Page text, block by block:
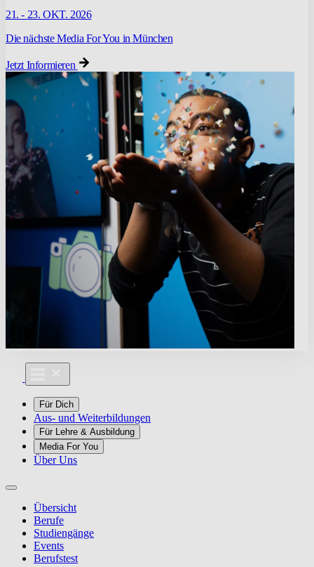
21. - 23. OKT. 2026
Die nächste Media For You in München
Jetzt Informieren
Für Dich
Aus- und Weiterbildungen
Für Lehre & Ausbildung
Media For You
Über Uns
Übersicht
Berufe
Studiengänge
Events
Berufstest